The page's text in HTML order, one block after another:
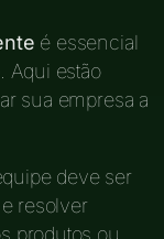
é essencial
Aqui estão
sua empresa a
deve ser
resolver
produtos ou